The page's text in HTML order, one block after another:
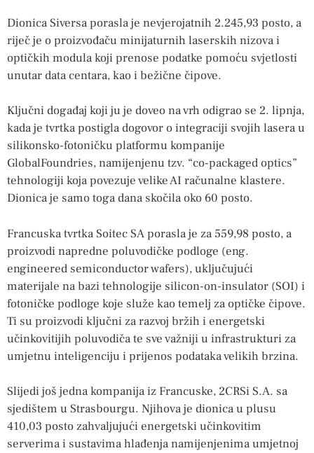
Dionica Siversa porasla je nevjerojatnih 2.245,93 posto, a
riječ je o proizvođaču minijaturnih laserskih nizova i
optičkih modula koji prenose podatke pomoću svjetlosti
unutar data centara, kao i bežične čipove.
Ključni događaj koji ju je doveo na vrh odigrao se 2. lipnja,
kada je tvrtka postigla dogovor o integraciji svojih lasera u
silikonsko-fotoničku platformu kompanije
GlobalFoundries, namijenjenu tzv. “co-packaged optics”
tehnologiji koja povezuje velike AI računalne klastere.
Dionica je samo toga dana skočila oko 60 posto.
Francuska tvrtka Soitec SA porasla je za 559,98 posto, a
proizvodi napredne poluvodičke podloge (eng.
engineered semiconductor wafers), uključujući
materijale na bazi tehnologije silicon-on-insulator (SOI) i
fotoničke podloge koje služe kao temelj za optičke čipove.
Ti su proizvodi ključni za razvoj bržih i energetski
učinkovitijih poluvodiča te sve važniji u infrastrukturi za
umjetnu inteligenciju i prijenos podataka velikih brzina.
Slijedi još jedna kompanija iz Francuske, 2CRSi S.A. sa
sjedištem u Strasbourgu. Njihova je dionica u plusu
410,03 posto zahvaljujući energetski učinkovitim
serverima i sustavima hlađenja namijenjenima umjetnoj